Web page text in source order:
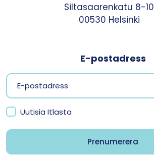
Siltasaarenkatu 8-10
00530 Helsinki
E-postadress
Uutisia Itlasta